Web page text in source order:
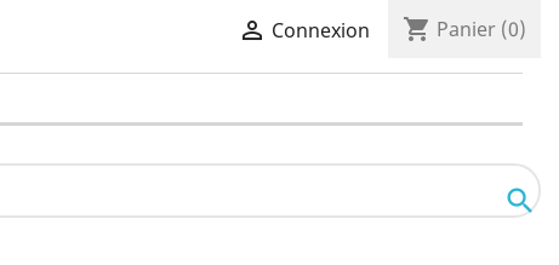
 Connexion shopping_cart Panier (0)
